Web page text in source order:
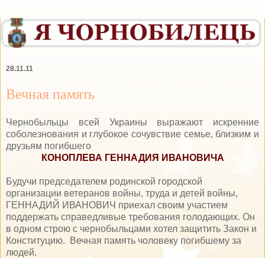
28.11.11
Вечная память
Чернобыльцы всей Украины выражают искренние
соболезнования и глубокое сочувствие семье, близким и
друзьям погибшего
КОНОПЛЕВА ГЕННАДИЯ ИВАНОВИЧА
Будучи председателем родинской городской
организации ветеранов войны, труда и детей войны,
ГЕННАДИЙ ИВАНОВИЧ приехал своим участием
поддержать справедливые требования голодающих. Он
в одном строю с чернобыльцами хотел защитить Закон и
Конституцию.
Вечная память чоловеку погибшему за
людей.